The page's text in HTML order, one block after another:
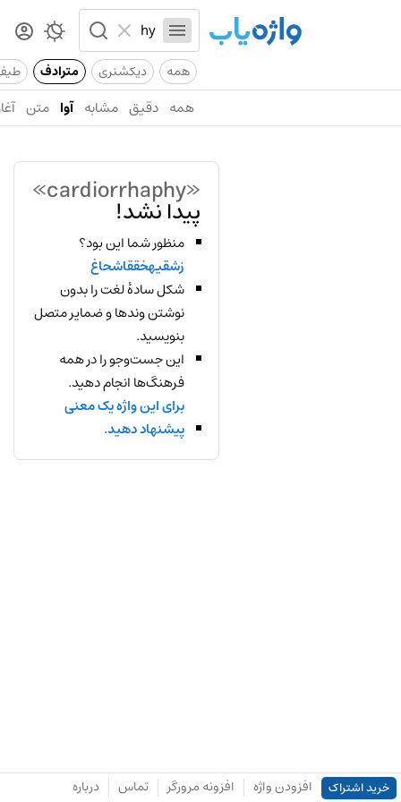
همه دیکشنری مترادف
همه دقیق مشابه آوا متن
«cardiorrhaphy»
پیدا نشد!
منظور شما این بود؟
زشقیهخققاشحاغ
شکل سادهٔ لغت را بدون
نوشتن وندها و ضمایر متصل
بنویسید.
این جست‌وجو را در همه
فرهنگ‌ها انجام دهید.
برای این واژه یک معنی
پیشنهاد دهید.
خرید اشتراک افزودن واژه افزونه مرورگر تماس درباره